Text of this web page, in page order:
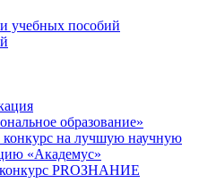
учебных пособий
образование»
на лучшую научную
«Академус»
PROЗНАНИЕ